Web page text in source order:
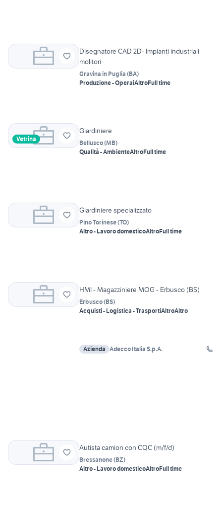
Disegnatore CAD 2D- Impianti industriali
molitori
Gravina in Puglia (BA)
Produzione - OperaiAltroFull time
Vetrina
Giardiniere
Bellusco(MB)
Qualità - AmbienteAltroFull time
Giardiniere specializzato
Pino Torinese(TO)
Altro - Lavoro domesticoAltroFull time
HMI - Magazziniere MOG - Erbusco (BS)
Erbusco(BS)
Acquisti - Logistica - TrasportiAltroAltro
Azienda Adecco Italia S.p.A.
Autista camion con CQC (m/f/d)
Bressanone(BZ)
Altro - Lavoro domesticoAltroFull time